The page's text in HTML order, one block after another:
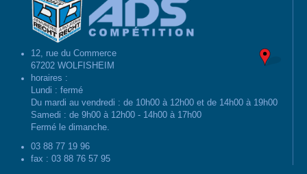
12, rue du Commerce
67202 WOLFISHEIM
horaires :
Lundi : fermé
Du mardi au vendredi : de 10h00 à 12h00 et de 14h00 à 19h00
Samedi : de 9h00 à 12h00 - 14h00 à 17h00
Fermé le dimanche.
03 88 77 19 96
fax : 03 88 76 57 95